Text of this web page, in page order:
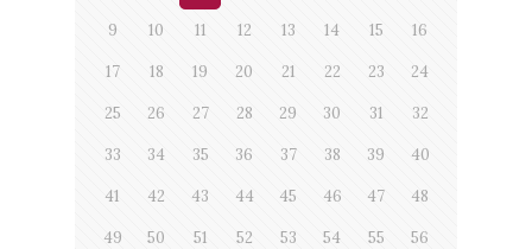
9 10 11 12 13 14 15 16
17 18 19 20 21 22 23 24
25 26 27 28 29 30 31 32
33 34 35 36 37 38 39 40
41 42 43 44 45 46 47 48
49 50 51 52 53 54 55 56